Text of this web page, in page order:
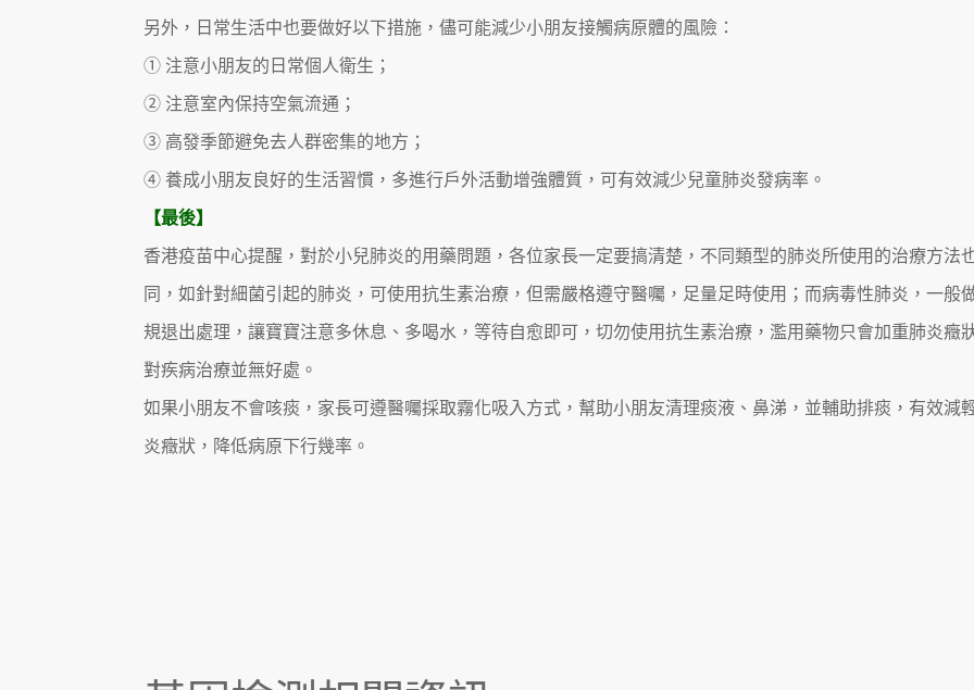
另外，日常生活中也要做好以下措施，儘可能減少小朋友接觸病原體的風險：
① 注意小朋友的日常個人衛生；
② 注意室內保持空氣流通；
③ 高發季節避免去人群密集的地方；
④ 養成小朋友良好的生活習慣，多進行戶外活動增強體質，可有效減少兒童肺炎發病率。
【最後】
香港疫苗中心提醒，對於小兒肺炎的用藥問題，各位家長一定要搞清楚，不同類型的肺炎所使用的治療方法
同，如針對細菌引起的肺炎，可使用抗生素治療，但需嚴格遵守醫囑，足量足時使用；而病毒性肺炎，一般
規退出處理，讓寶寶注意多休息、多喝水，等待自愈即可，切勿使用抗生素治療，濫用藥物只會加重肺炎癥
對疾病治療並無好處。
如果小朋友不會咳痰，家長可遵醫囑採取霧化吸入方式，幫助小朋友清理痰液、鼻涕，並輔助排痰，有效減
炎癥狀，降低病原下行幾率。